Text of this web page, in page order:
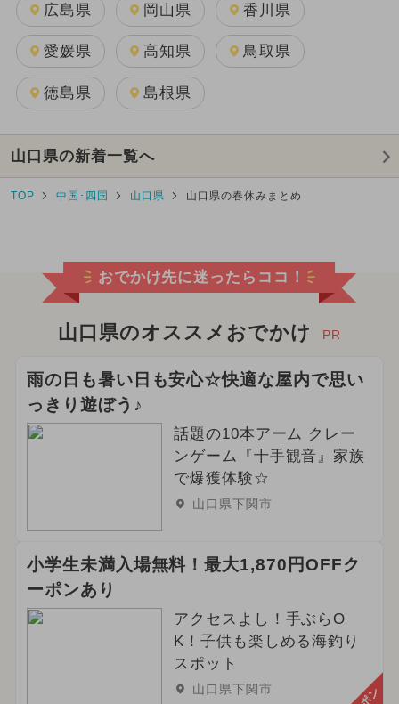
広島県 岡山県 香川県
愛媛県 高知県 鳥取県
徳島県 島根県
山口県の新着一覧へ
TOP 中国･四国 山口県 山口県の春休みまとめ
おでかけ先に迷ったらココ！
山口県のオススメおでかけ PR
雨の日も暑い日も安心☆快適な屋内で思い
っきり遊ぼう♪
話題の10本アーム クレー
ンゲーム『十手観音』家族
で爆獲体験☆
山口県下関市
小学生未満入場無料！最大1,870円OFFク
ーポンあり
アクセスよし！手ぶらO
K！子供も楽しめる海釣り
スポット
山口県下関市